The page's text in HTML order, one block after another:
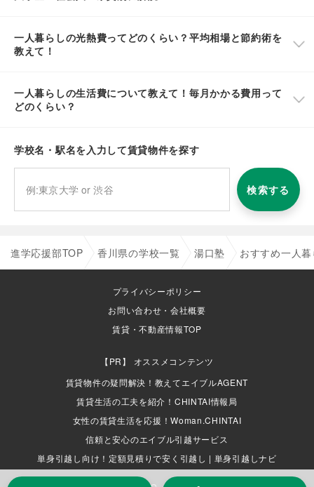
一人暮らしの光熱費ってどのくらい？平均相場と節約術を
教えて！
一人暮らしの生活費について教えて！毎月かかる費用って
どのくらい？
学校名・駅名を入力して賃貸物件を探す
検索する
進学応援部TOP 香川県の学校一覧 湯口塾 おすすめ一人
プライバシーポリシー
お問い合わせ・会社概要
賃貸・不動産情報TOP
オススメコンテンツ
賃貸物件の疑問解決！教えてエイブルAGENT
賃貸生活の工夫を紹介！CHINTAI情報局
女性の賃貸生活を応援！Woman.CHINTAI
信頼と安心のエイブル引越サービス
単身引越し向け！定額見積りで安く引越し | 単身引越しナビ